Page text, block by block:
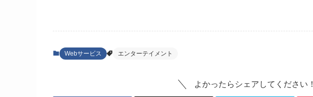
Webサービス エンターテイメント
よかったらシェアしてください！